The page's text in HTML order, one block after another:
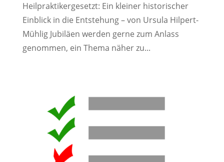
Heilpraktikergesetzt: Ein kleiner historischer
Einblick in die Entstehung – von Ursula Hilpert-
Mühlig Jubiläen werden gerne zum Anlass
genommen, ein Thema näher zu...